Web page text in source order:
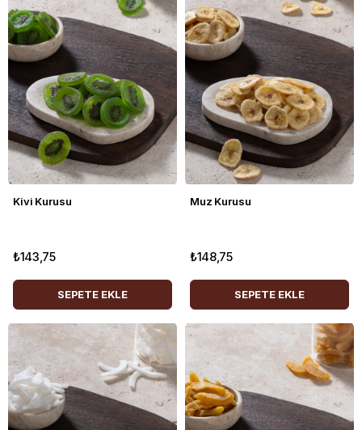
Kivi Kurusu
₺143,75
SEPETE EKLE
Muz Kurusu
₺148,75
SEPETE EKLE